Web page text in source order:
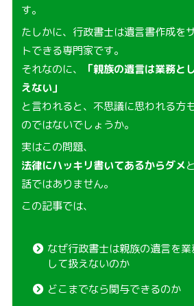
す。
たしかに、行政書士は遺言書作成を
トできる専門家です。
それなのに、
「親族の遺言は業務と
えない」
と言われると、不思議に思われる方
のではないでしょうか。
実はこの問題、
法律にハッキリ書いてあるからダメ
話ではありません。
この記事では、
なぜ行政書士は親族の遺言を業
して扱えないのか
どこまでなら関与できるのか